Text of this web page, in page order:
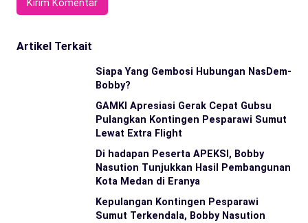
Artikel Terkait
Siapa Yang Gembosi Hubungan NasDem-
Bobby?
GAMKI Apresiasi Gerak Cepat Gubsu
Pulangkan Kontingen Pesparawi Sumut
Lewat Extra Flight
Di hadapan Peserta APEKSI, Bobby
Nasution Tunjukkan Hasil Pembangunan
Kota Medan di Eranya
Kepulangan Kontingen Pesparawi
Sumut Terkendala, Bobby Nasution